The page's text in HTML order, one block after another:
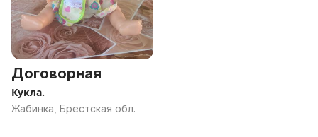
Договорная
Кукла.
Жабинка, Брестская обл.